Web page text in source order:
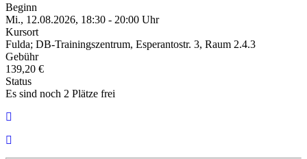
Beginn
Mi., 12.08.2026, 18:30 - 20:00 Uhr
Kursort
Fulda; DB-Trainingszentrum, Esperantostr. 3, Raum 2.4.3
Gebühr
139,20 €
Status
Es sind noch 2 Plätze frei